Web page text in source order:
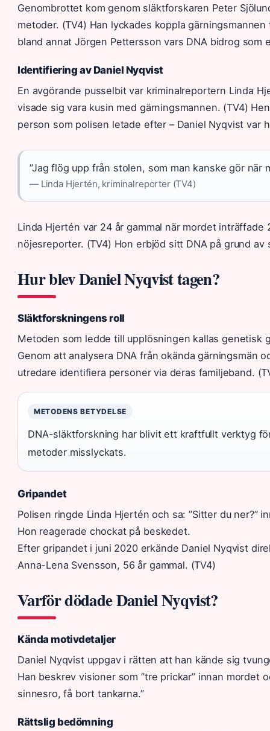
Genombrottet kom genom släktforskaren Peter
metoder. (TV4) Han lyckades koppla
bland annat Jörgen Pettersson vars DNA bidrog som
Identifiering av Daniel Nyqvist
En avgörande pusselbit var kriminalreportern Linda
visade sig vara kusin med gärningsmannen. (TV4)
person som polisen letade efter – Daniel Nyqvist var
”Jag flög upp från stolen, som man kanske gör när
— Linda Hjertén, kriminalreporter (TV4)
Linda Hjertén var 24 år gammal när mordet inträffade
nöjesreporter. (TV4) Hon erbjöd sitt DNA på grund
Hur blev Daniel Nyqvist tagen?
Släktforskningens roll
Metoden som ledde till upplösningen kallas genetisk
Genom att analysera DNA från okända gärningsmän
utredare identifiera personer via deras familjeband.
METODENS BETYDELSE
DNA-släktforskning har blivit ett kraftfullt verktyg
metoder misslyckats.
Gripandet
Polisen ringde Linda Hjertén och sa: ”Sitter du ner?”
Hon reagerade chockat på beskedet.
Efter gripandet i juni 2020 erkände Daniel Nyqvist
Anna-Lena Svensson, 56 år gammal. (TV4)
Varför dödade Daniel Nyqvist?
Kända motivdetaljer
Daniel Nyqvist uppgav i rätten att han kände sig
Han beskrev visioner som ”tre prickar” innan mordet
sinnesro, få bort tankarna.”
Rättslig bedömning